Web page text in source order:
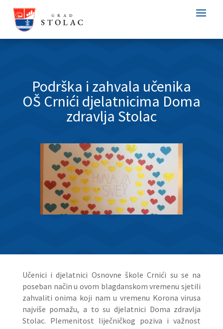
Podrška i zahvala učenika
OŠ Crnići djelatnicima Doma
zdravlja Stolac
Učenici i djelatnici Osnovne škole Crnići su se na
poseban način u ovom blagdanskom vremenu sjetili
zahvaliti onima koji nam u vremenu Korona virusa
najviše pomažu, a to su djelatnici Doma zdravlja
Stolac. Plemenitost liječničkog poziva i važnost